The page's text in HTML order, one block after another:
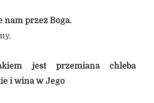
nam przez Boga.
jest przemiana chleba
i wina w Jego